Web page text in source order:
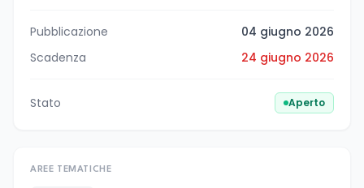
Pubblicazione
04 giugno 2026
Scadenza
24 giugno 2026
Stato Aperto
AREE TEMATICHE